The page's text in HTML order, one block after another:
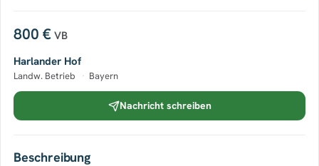
800 € VB
Harlander Hof
Landw. Betrieb · Bayern
Nachricht schreiben
Beschreibung